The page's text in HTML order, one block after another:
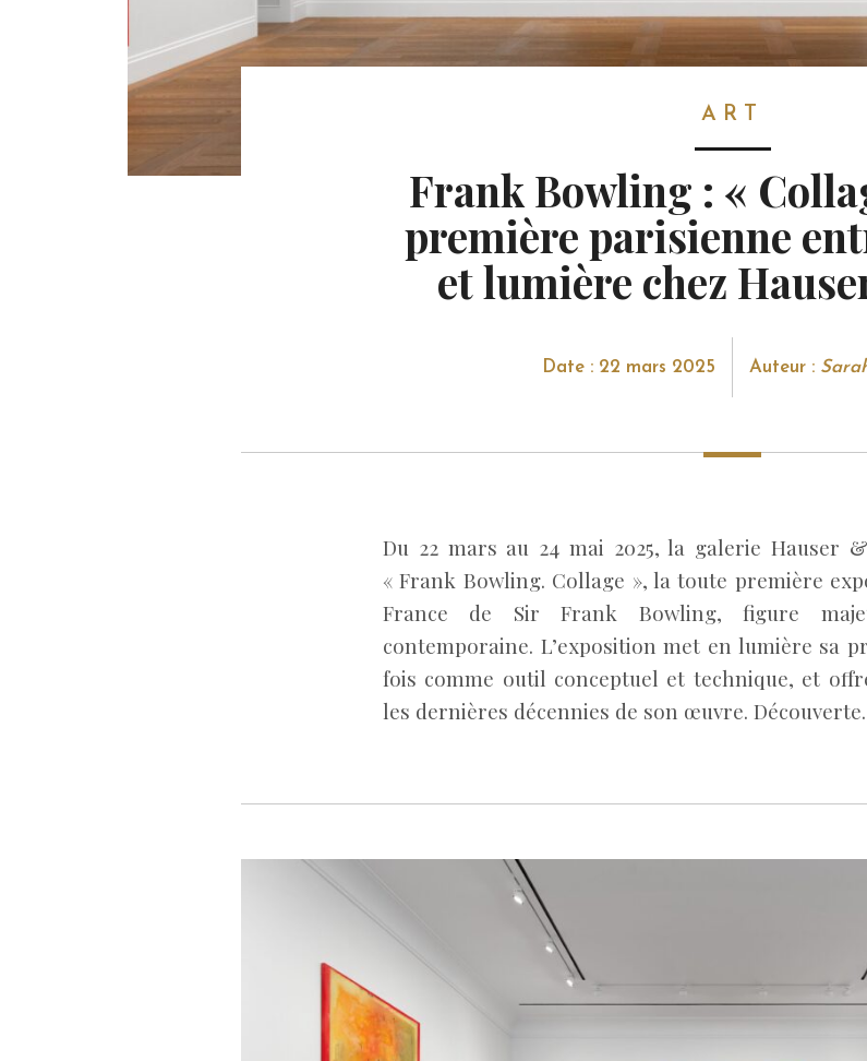
ART
Frank Bowling : «
première parisienne
et lumière chez
Date : 22 mars 2025 Auteur :
Du 22 mars au 24 mai 2025, la galerie Hauser
« Frank Bowling. Collage », la toute première
France de Sir Frank Bowling, figure
contemporaine. L’exposition met en lumière sa
fois comme outil conceptuel et technique, et
les dernières décennies de son œuvre. Découverte.